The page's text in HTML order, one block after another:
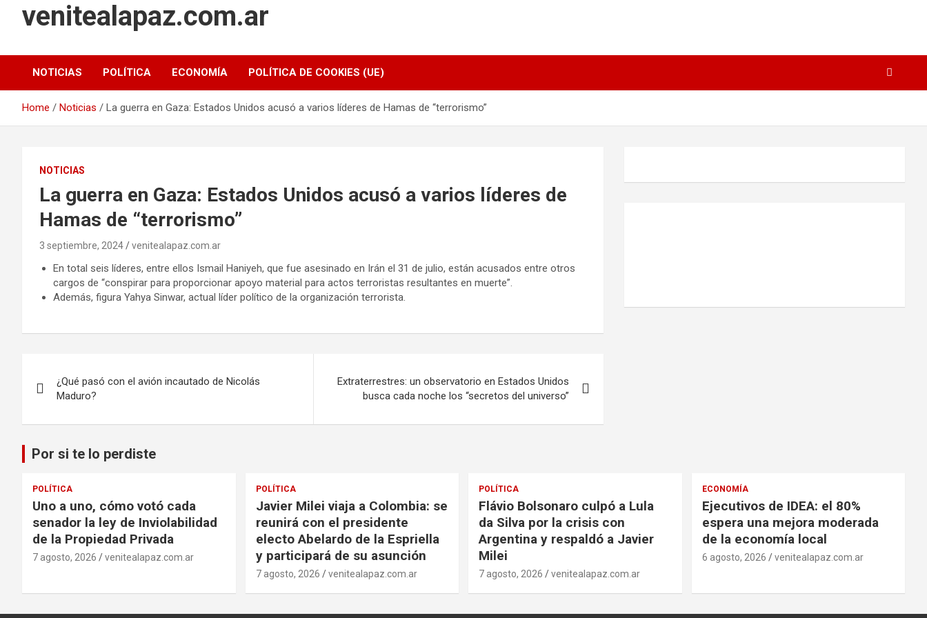
venitealapaz.com.ar
NOTICIAS POLÍTICA ECONOMÍA POLÍTICA DE COOKIES (UE)
Home Noticias La guerra en Gaza: Estados Unidos acusó a varios líderes de Hamas de “terrorismo”
NOTICIAS
La guerra en Gaza: Estados Unidos acusó a varios líderes de
Hamas de “terrorismo”
3 septiembre, 2024 venitealapaz.com.ar
En total seis líderes, entre ellos Ismail Haniyeh, que fue asesinado en Irán el 31 de julio, están acusados entre otros
cargos de “conspirar para proporcionar apoyo material para actos terroristas resultantes en muerte”.
Además, figura Yahya Sinwar, actual líder político de la organización terrorista.
de
entradas
¿Qué pasó con el avión incautado de Nicolás
Maduro?
Extraterrestres: un observatorio en Estados Unidos
busca cada noche los “secretos del universo”
Por si te lo perdiste
POLÍTICA
Uno a uno, cómo votó cada
senador la ley de Inviolabilidad
de la Propiedad Privada
7 agosto, 2026 venitealapaz.com.ar
POLÍTICA
Javier Milei viaja a Colombia: se
reunirá con el presidente
electo Abelardo de la Espriella
y participará de su asunción
7 agosto, 2026 venitealapaz.com.ar
POLÍTICA
Flávio Bolsonaro culpó a Lula
da Silva por la crisis con
Argentina y respaldó a Javier
Milei
7 agosto, 2026 venitealapaz.com.ar
ECONOMÍA
Ejecutivos de IDEA: el 80%
espera una mejora moderada
de la economía local
6 agosto, 2026 venitealapaz.com.ar